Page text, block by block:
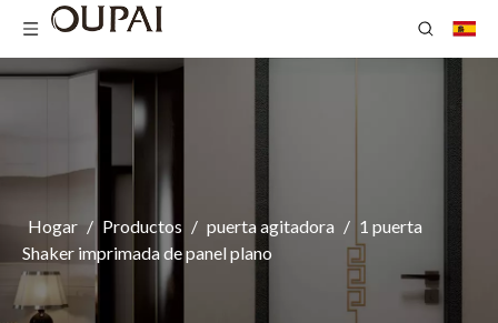
Hogar / Productos / puerta agitadora / 1 puerta
Shaker imprimada de panel plano